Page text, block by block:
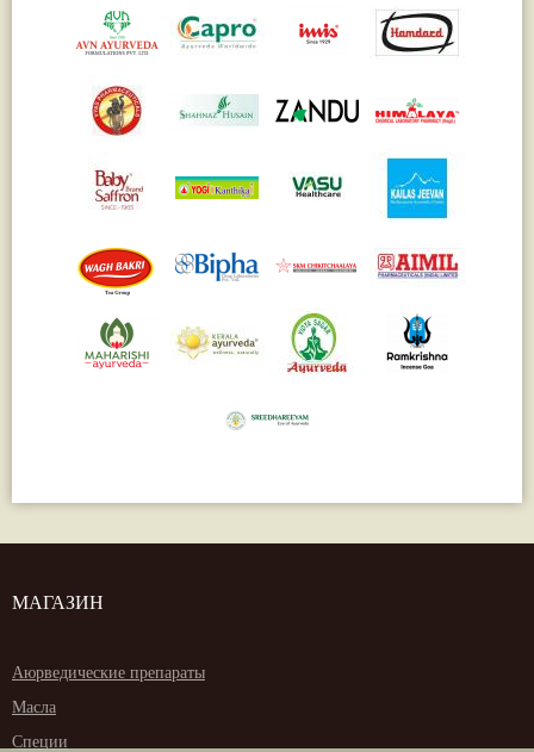
МАГАЗИН
Аюрведические препараты
Масла
Специи